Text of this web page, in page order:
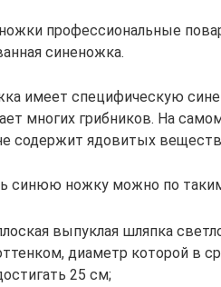
профессиональные
синеножка.
имеет специфическую
многих грибников. На
содержит ядовитых
синюю ножку можно по
выпуклая шляпка
диаметр которой в
25 см;